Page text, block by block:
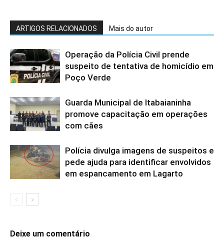
ARTIGOS RELACIONADOS Mais do autor
Operação da Polícia Civil prende
suspeito de tentativa de homicídio em
Poço Verde
Guarda Municipal de Itabaianinha
promove capacitação em operações
com cães
Polícia divulga imagens de suspeitos e
pede ajuda para identificar envolvidos
em espancamento em Lagarto
Deixe um comentário